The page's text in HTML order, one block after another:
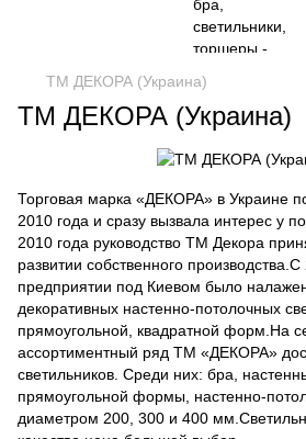
ТМ ДЕКОРА (Украина)
ТМ ДЕКОРА (Украина)
Торговая марка «ДЕКОРА» в Украине
2010 года и сразу вызвала интерес у
2010 года руководство ТМ Декора
развитии собственного
предприятии под Киевом было
декоративных настенно-потолочных
прямоугольной, квадратной форм.На
ассортиментный ряд ТМ «ДЕКОРА»
светильников. Среди них: бра,
прямоугольной формы, настенно-
диаметром 200, 300 и 400